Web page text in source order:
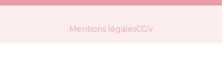
Mentions légalesCGV